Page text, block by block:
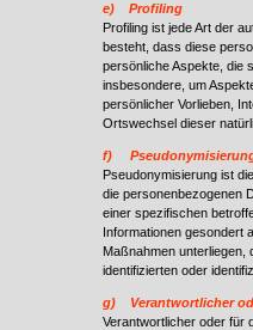
e) Profiling
Profiling ist jede Art der
besteht, dass diese
persönliche Aspekte, die
insbesondere, um
persönlicher Vorlieben,
Ortswechsel dieser
f)
Pseudonymisierung ist
die personenbezogenen
einer spezifischen
Informationen gesondert
Maßnahmen unterliegen,
identifizierten oder
g) Verantwortlicher
Verantwortlicher oder für